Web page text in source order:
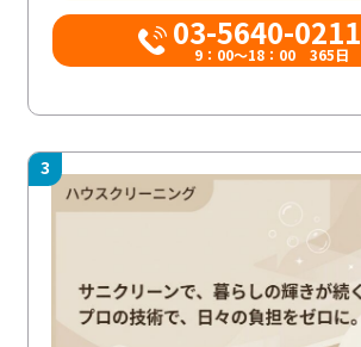
03-5640-0211
9：00～18：00 365日
3